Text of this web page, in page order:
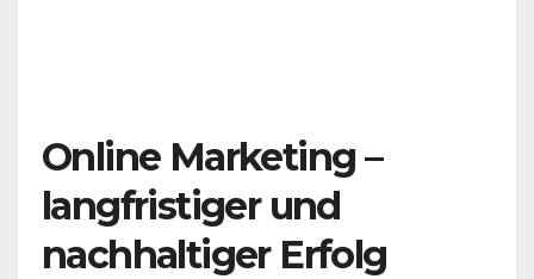
Online Marketing –
langfristiger und
nachhaltiger Erfolg